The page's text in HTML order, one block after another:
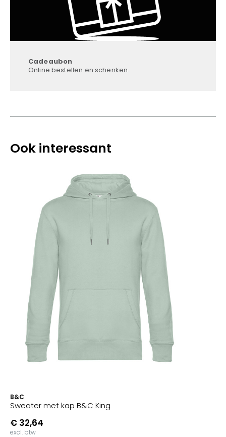
Cadeaubon
Online bestellen en schenken.
Ook interessant
B&C
Sweater met kap B&C King
€ 32,64
excl. btw